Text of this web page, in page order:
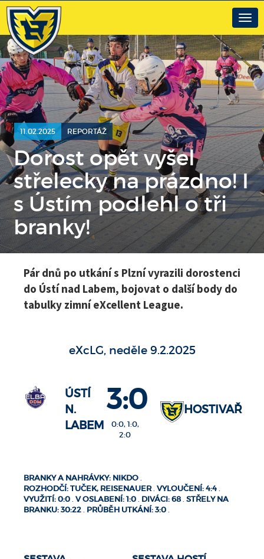
11.02.2025 REPORTÁŽ
Dorost opět vyšel
střelecky na prázdno! I
s Ústím podlehl o tři
branky!
Pár dnů po utkání s Plzní vyrazili dorostenci
do Ústí nad Labem, bojovat o další body do
tabulky zimní eXcellent League.
eXcLG, neděle 9.2.2025
ÚSTÍ
N.
LABEM
3:0
0:0, 1:0,
2:0
HOSTIVAŘ
BRANKY A NAHRÁVKY: NIKDO.
ROZHODČÍ: TUČEK, REISENAUER. VYLOUČENÍ: 4:4.
VYUŽITÍ: 0:0. V OSLABENÍ: 1:0. DIVÁCI: 68. STŘELY NA
BRANKU: 30:22. PRŮBĚH UTKÁNÍ: 3:0.